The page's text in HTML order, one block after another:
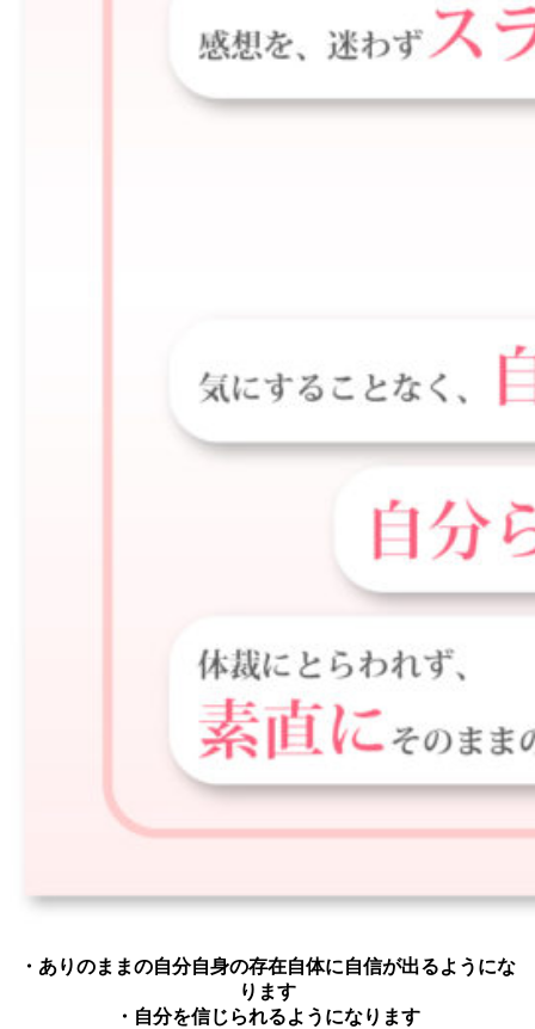
・ありのままの自分自身の存在自体に自信が出るようにな
ります
・自分を信じられるようになります